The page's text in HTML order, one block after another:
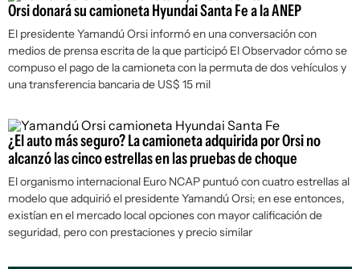
Orsi donará su camioneta Hyundai Santa Fe a la ANEP
El presidente Yamandú Orsi informó en una conversación con
medios de prensa escrita de la que participó El Observadorcómo se
compuso el pago de la camioneta con la permuta de dos vehículos y
una transferencia bancaria de US$ 15 mil
¿El auto más seguro? La camioneta adquirida por Orsi no
alcanzó las cinco estrellas en las pruebas de choque
El organismo internacional Euro NCAP puntuó con cuatro estrellas al
modelo que adquirió el presidente Yamandú Orsi; en ese entonces,
existían en el mercado local opciones con mayor calificación de
seguridad, pero con prestaciones y precio similar